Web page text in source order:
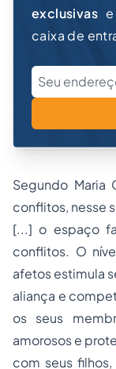
exclusivas
caixa de
Segundo Maria
conflitos, nesse
[...] o espaço
conflitos. O
afetos estimula
aliança e
os seus
amorosos e
com seus